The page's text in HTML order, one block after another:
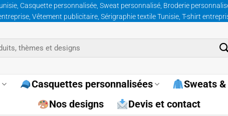
Casquette personnalisée, Sweat personnalisé, Broderie
Vêtement publicitaire, Sérigraphie textile Tunisie, T-shirt
Casquettes personnalisées
Sweats
Nos designs
Devis et contact